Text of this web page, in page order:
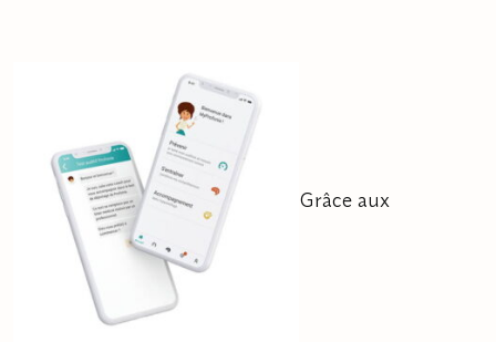
Grâce aux